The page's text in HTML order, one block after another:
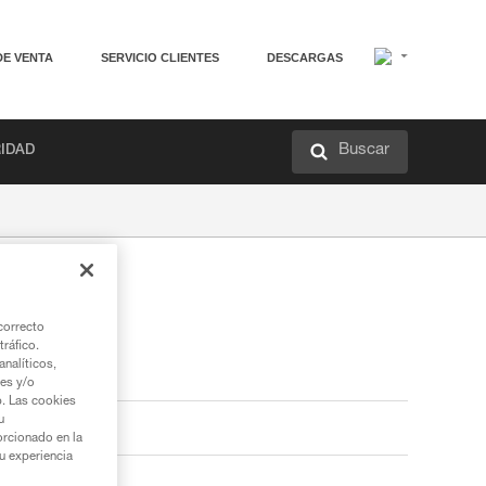
VENTA SERVICIO CLIENTES DESCARGAS
Buscar
y/o
Las cookies
en la
experiencia